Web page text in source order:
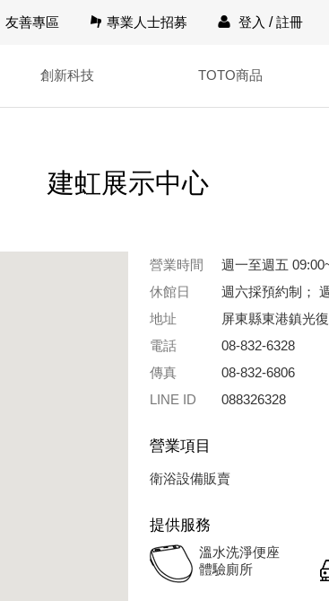
友善專區 專業人士招募 登入 /註冊
創新科技 TOTO商品
建虹展示中心
營業時間
週一至週五
休館日
週六採預約制；
地址
屏東縣東港鎮光
電話
08-832-6328
傳真
08-832-6806
LINE ID
088326328
營業項目
衛浴設備販賣
提供服務
溫水洗淨便座
體驗廁所